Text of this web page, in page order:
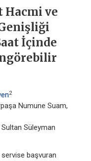
Hacmi ve
İçinde
2
Numune Suam,
Süleyman
servise başvuran